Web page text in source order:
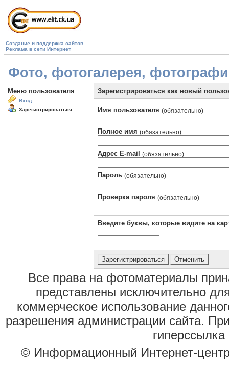
Создание и поддержка сайтов
Реклама в сети Интернет
Фото, фотогалерея,
Меню пользователя
Вход
Зарегистрироваться
Зарегистрироваться как новый
Имя пользователя (обязательно)
Полное имя (обязательно)
Адрес E-mail (обязательно)
Пароль (обязательно)
Проверка пароля (обязательно)
Введите буквы, которые видите на
Все права на фотоматериалы
представлены исключительно
коммерческое использование
разрешения администрации сайта.
гиперссылка
© Информационный Интернет-